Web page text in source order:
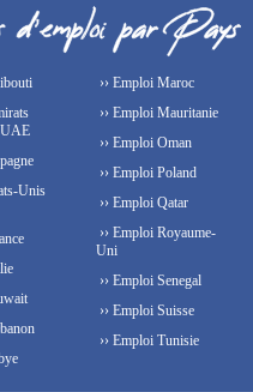
Unis
›› Emploi Maroc
›› Emploi Mauritanie
›› Emploi Oman
›› Emploi Poland
›› Emploi Qatar
›› Emploi Royaume-
Uni
›› Emploi Senegal
›› Emploi Suisse
›› Emploi Tunisie